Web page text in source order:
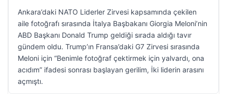
Ankara’daki NATO Liderler Zirvesi kapsamında çekilen
aile fotoğrafı sırasında İtalya Başbakanı Giorgia Meloni’nin
ABD Başkanı Donald Trump geldiği sırada aldığı tavır
gündem oldu. Trump’ın Fransa’daki G7 Zirvesi sırasında
Meloni için “Benimle fotoğraf çektirmek için yalvardı, ona
acıdım” ifadesi sonrası başlayan gerilim, İki liderin arasını
açmıştı.